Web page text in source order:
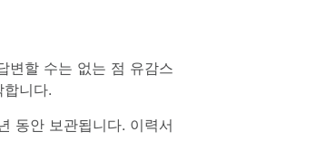
변할 수는 없는 점 유감스
니다.
동안 보관됩니다. 이력서